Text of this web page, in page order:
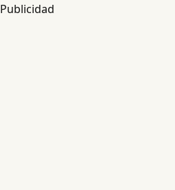
Publicidad